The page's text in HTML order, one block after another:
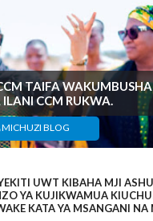
TAIFA WAKUMBUSHA
CCM RUKWA.
MICHUZI BLOG
UWT KIBAHA MJI
YA KUJIKWAMUA
KATA YA MSANGANI NA